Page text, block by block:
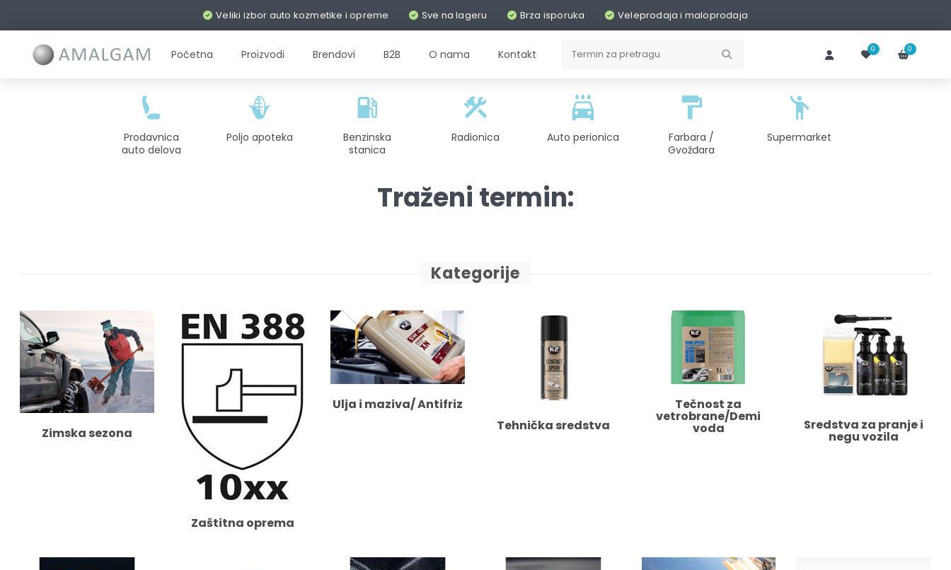
Veliki izbor auto kozmetike i opreme Sve na lageru Brza isporuka Veleprodaja i maloprodaja
Početna Proizvodi Brendovi B2B O nama Kontakt 0
0
Prodavnica
auto delova
Poljo apoteka
Benzinska
stanica
Radionica Auto perionica
Farbara /
Gvožđara
Supermarket
Traženi termin:
Kategorije
Zimska sezona
Zaštitna oprema
Ulja i maziva/ Antifriz
Tehnička sredstva
Tečnost za
vetrobrane/Demi
voda Sredstva za pranje i
negu vozila